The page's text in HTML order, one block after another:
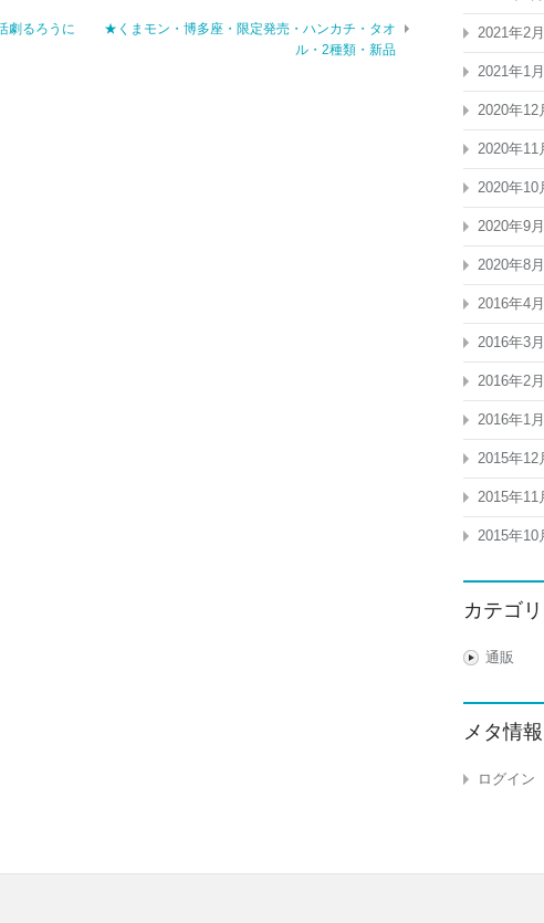
劇るろうに
★くまモン・博多座・限定発売・ハンカチ・タオ
ル・2種類・新品
2021年2月
2021年1月
2020年12
2020年11
2020年10
2020年9月
2020年8月
2016年4月
2016年3月
2016年2月
2016年1月
2015年12
2015年11
2015年10
カテゴ
通販
メタ情報
ログイン